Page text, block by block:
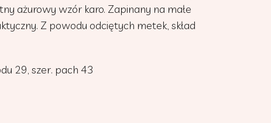
ażurowy wzór karo. Zapinany na małe
Z powodu odciętych metek, skład
29, szer. pach 43